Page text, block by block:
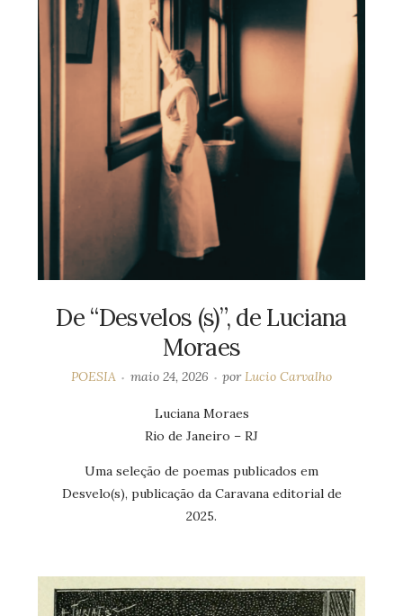
De “Desvelos (s)”, de Luciana
Moraes
POESIA maio 24, 2026 porLucio Carvalho
Luciana Moraes
Rio de Janeiro – RJ
Uma seleção de poemas publicados em
Desvelo(s), publicação da Caravana editorial de
2025.